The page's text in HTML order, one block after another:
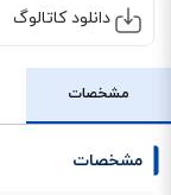
دانلود کاتالوگ
مشخصات
مشخصات